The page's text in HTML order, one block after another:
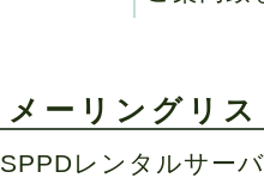
メーリングリ
SPPDレンタルサー